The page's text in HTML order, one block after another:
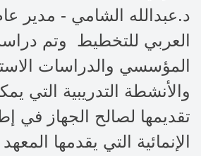
د.عبدالله الشامي - مدير
العربي للتخطيط وتم
المؤسسي والدراسات
والأنشطة التدريبية التي
تقديمها لصالح الجهاز في
الإنمائية التي يقدمها